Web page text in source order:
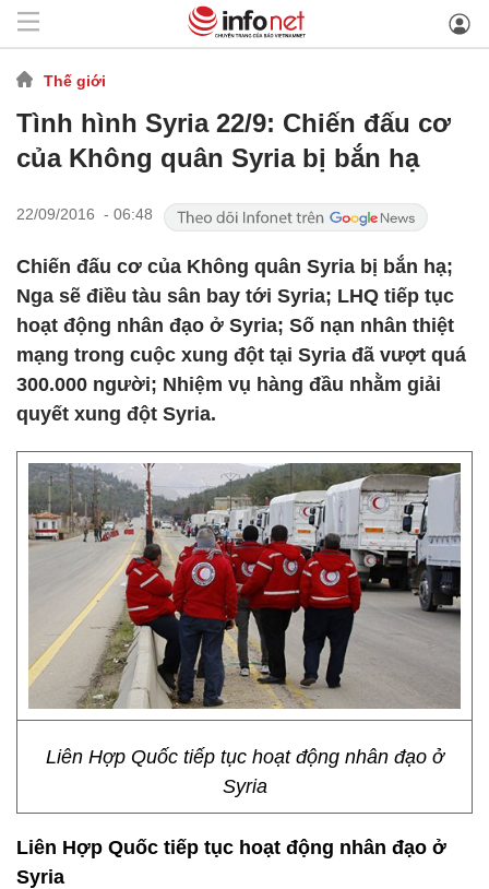
Thế giới
Tình hình Syria 22/9: Chiến đấu cơ
của Không quân Syria bị bắn hạ
22/09/2016 - 06:48
Chiến đấu cơ của Không quân Syria bị bắn hạ;
Nga sẽ điều tàu sân bay tới Syria; LHQ tiếp tục
hoạt động nhân đạo ở Syria; Số nạn nhân thiệt
mạng trong cuộc xung đột tại Syria đã vượt quá
300.000 người; Nhiệm vụ hàng đầu nhằm giải
quyết xung đột Syria.
Liên Hợp Quốc tiếp tục hoạt động nhân đạo ở
Syria
Liên Hợp Quốc tiếp tục hoạt động nhân đạo ở
Syria